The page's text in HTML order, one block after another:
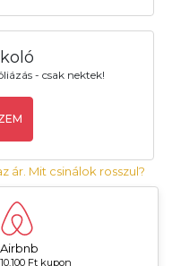
- csak nektek!
ár. Mit csinálok rosszul?
Airbnb
10.100 Ft kupon